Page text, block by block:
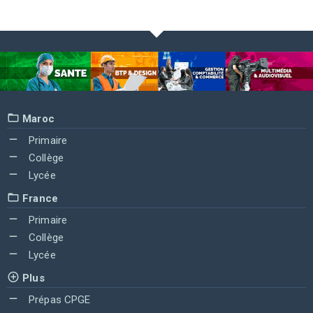
Maroc
Primaire
Collège
Lycée
France
Primaire
Collège
Lycée
Plus
Prépas CPGE